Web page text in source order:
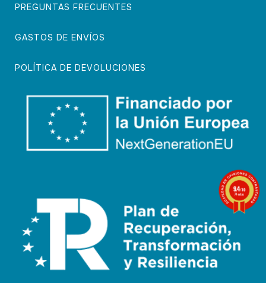
PREGUNTAS FRECUENTES
GASTOS DE ENVÍOS
POLÍTICA DE DEVOLUCIONES
9.4/10
74 notas